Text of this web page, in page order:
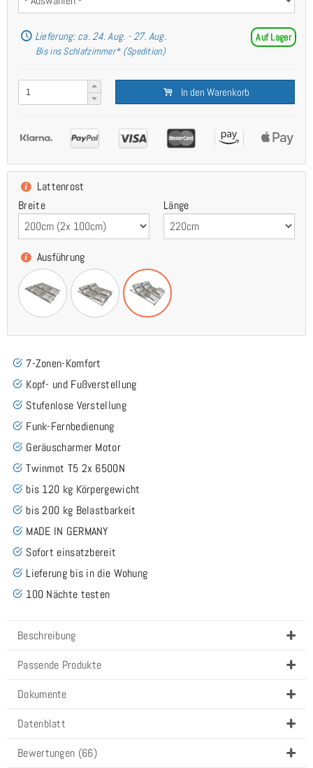
Auf Lager
Lieferung: ca. 24. Aug. - 27. Aug.
Bis ins Schlafzimmer* (Spedition)
In den Warenkorb
Lattenrost
Breite
Länge
Ausführung
7-Zonen-Komfort
Kopf- und Fußverstellung
Stufenlose Verstellung
Funk-Fernbedienung
Geräuscharmer Motor
Twinmot T5 2x 6500N
bis 120 kg Körpergewicht
bis 200 kg Belastbarkeit
MADE IN GERMANY
Sofort einsatzbereit
Lieferung bis in die Wohung
100 Nächte testen
Beschreibung
Passende Produkte
Dokumente
Datenblatt
Bewertungen (66)